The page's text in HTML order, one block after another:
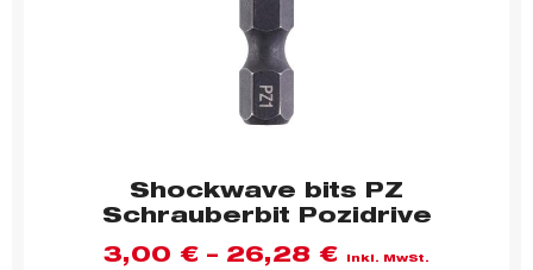
Shockwave bits PZ
Schrauberbit Pozidrive
3,00 € – 26,28 € inkl. MwSt.